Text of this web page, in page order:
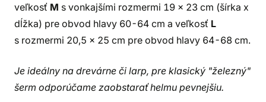
veľkosť M s vonkajšími rozmermi 19 x 23 cm (šírka x
dĺžka) pre obvod hlavy 60-64 cm a veľkosť L
s rozmermi 20,5 x 25 cm pre obvod hlavy 64-68 cm.
Je ideálny na drevárne či larp, ​​pre klasický "železný"
šerm odporúčame zaobstarať helmu pevnejšiu.